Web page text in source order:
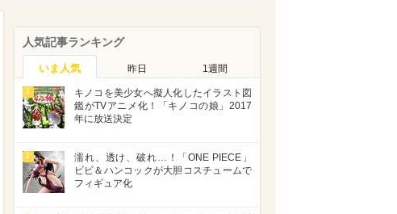
人気記事ランキング
いま人気 昨日 1週間
1
キノコを美少女へ擬人化したイラスト図
鑑がTVアニメ化！「キノコの娘」2017
年に放送決定
2
濡れ、透け、破れ…！「ONE PIECE」
ビビ＆ハンコックが大胆コスチュームで
フィギュア化